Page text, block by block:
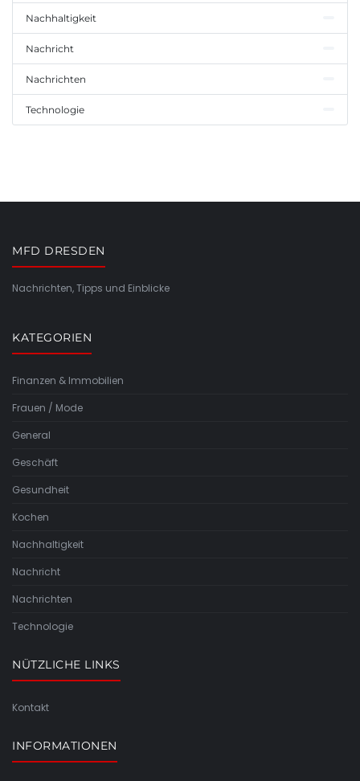
Nachhaltigkeit
Nachricht
Nachrichten
Technologie
MFD DRESDEN
Nachrichten, Tipps und Einblicke
KATEGORIEN
Finanzen & Immobilien
Frauen / Mode
General
Geschäft
Gesundheit
Kochen
Nachhaltigkeit
Nachricht
Nachrichten
Technologie
NÜTZLICHE LINKS
Kontakt
INFORMATIONEN